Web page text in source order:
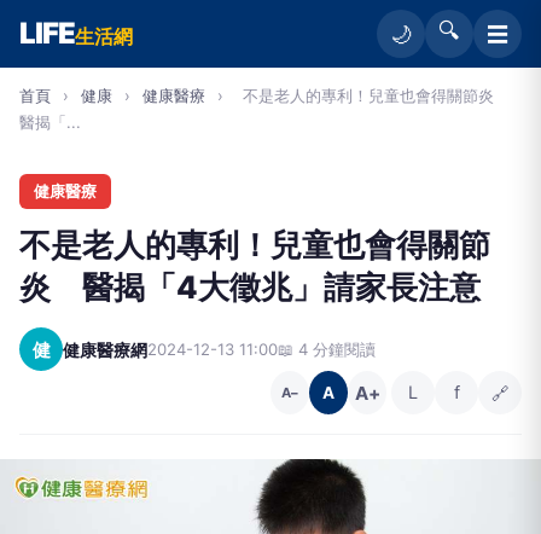
LIFE生活網 🌙 🔍 ☰
首頁 › 健康 › 健康醫療 ›
不是老人的專利！兒童也會得關節炎
醫揭「...
健康醫療
不是老人的專利！兒童也會得關節
炎 醫揭「4大徵兆」請家長注意
健 健康醫療網2024-12-13 11:00📖 4 分鐘閱讀
A− A A+ L f 🔗